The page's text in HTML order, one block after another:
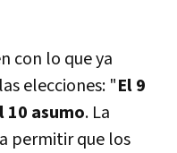
con lo que ya
elecciones: "El 9
10 asumo. La
permitir que los